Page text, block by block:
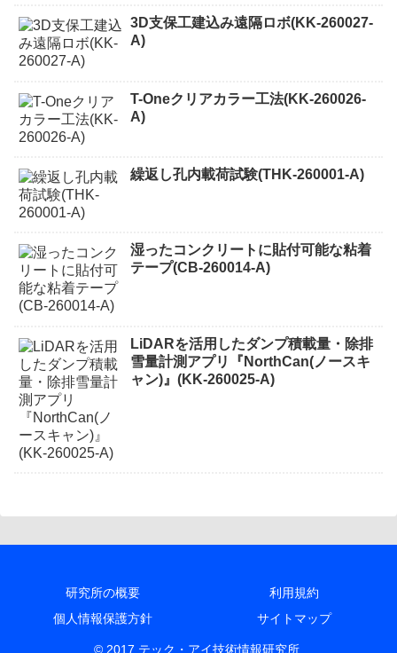
3D支保工建込み遠隔ロボ(KK-260027-
A)
T-Oneクリアカラー工法(KK-260026-
A)
繰返し孔内載荷試験(THK-260001-A)
湿ったコンクリートに貼付可能な粘着
テープ(CB-260014-A)
LiDARを活用したダンプ積載量・除排
雪量計測アプリ『NorthCan(ノースキ
ャン)』(KK-260025-A)
研究所の概要
利用規約
個人情報保護方針
サイトマップ
© 2017 テック・アイ技術情報研究所.